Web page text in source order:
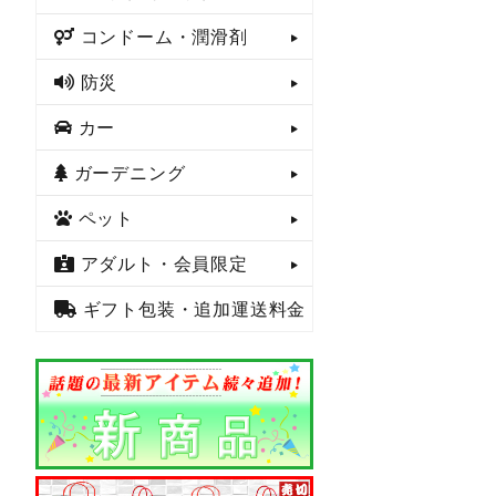
コンドーム・潤滑剤
防災
カー
ガーデニング
ペット
アダルト・会員限定
ギフト包装・追加運送料金